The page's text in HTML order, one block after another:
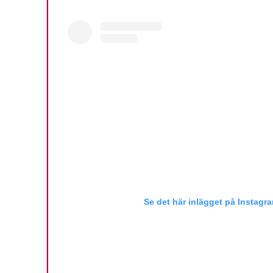
Se det här inlägget på